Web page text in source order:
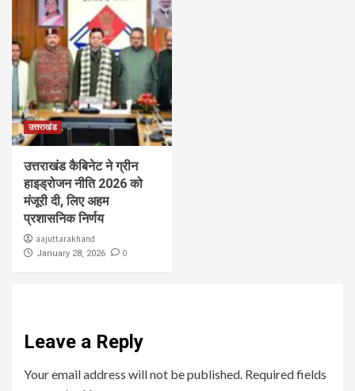
उत्तराखंड
उत्तराखंड कैबिनेट ने ग्रीन
हाइड्रोजन नीति 2026 को
मंजूरी दी, लिए अहम
प्रशासनिक निर्णय
aajuttarakhand
January 28, 2026 0
Leave a Reply
Your email address will not be published. Required fields